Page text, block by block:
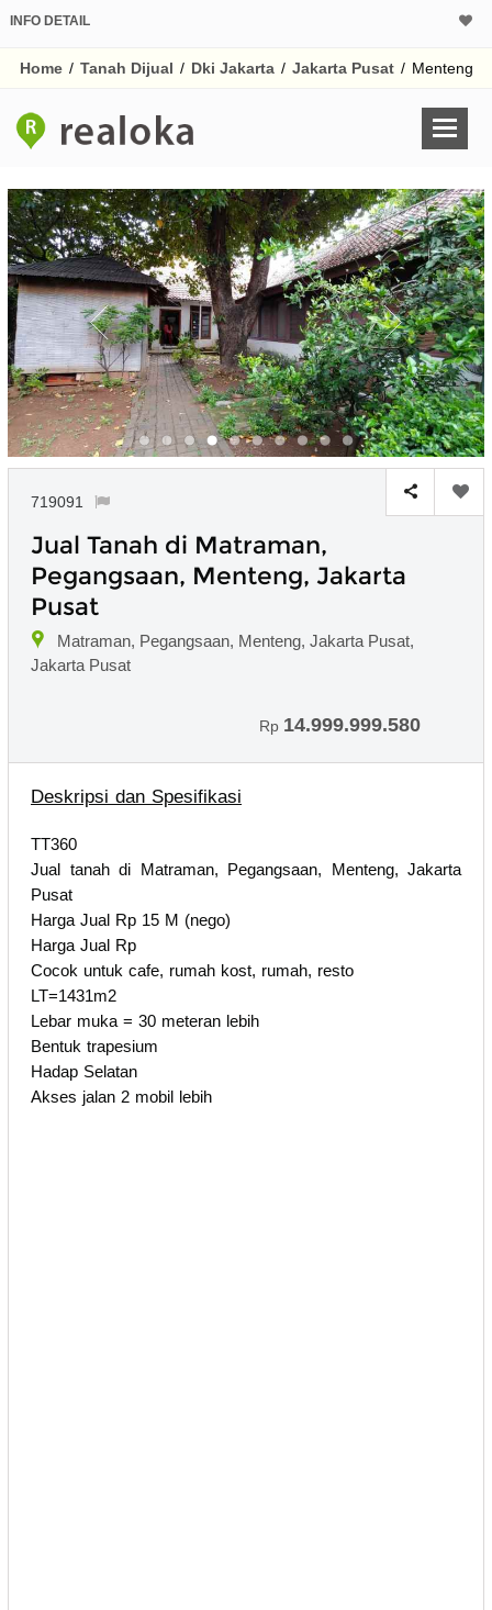
INFO DETAIL
Home / Tanah Dijual / Dki Jakarta / Jakarta Pusat / Menteng
719091
Jual Tanah di Matraman,
Pegangsaan, Menteng, Jakarta
Pusat
Matraman, Pegangsaan, Menteng, Jakarta Pusat,
Jakarta Pusat
Rp 14.999.999.580
Deskripsi dan Spesifikasi
TT360
Jual tanah di Matraman, Pegangsaan, Menteng, Jakarta
Pusat
Harga Jual Rp 15 M (nego)
Harga Jual Rp
Cocok untuk cafe, rumah kost, rumah, resto
LT=1431m2
Lebar muka = 30 meteran lebih
Bentuk trapesium
Hadap Selatan
Akses jalan 2 mobil lebih
Untuk hasil simulasi
pada kotak-
Simpan